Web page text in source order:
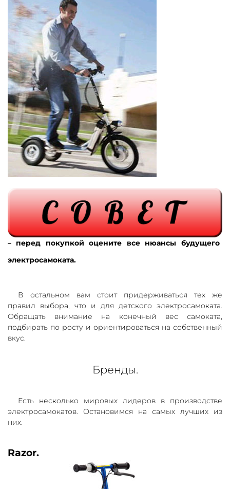
– перед покупкой оцените все нюансы будущего
электросамоката.
В остальном вам стоит придерживаться тех же
правил выбора, что и для детского электросамоката.
Обращать внимание на конечный вес самоката,
подбирать по росту и ориентироваться на собственный
вкус.
Бренды.
Есть несколько мировых лидеров в производстве
электросамокатов. Остановимся на самых лучших из
них.
Razor.